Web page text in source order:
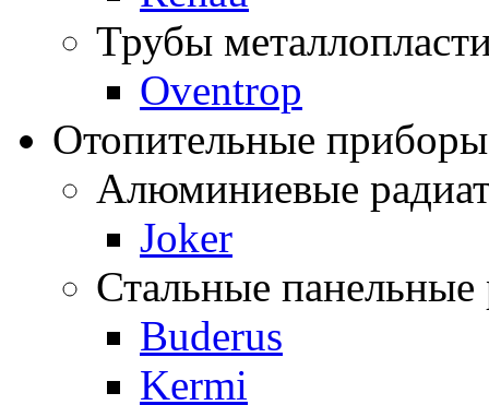
Трубы
Oventrop
Отопительные приборы
Алюминиевые
Joker
Стальные панельные
Buderus
Kermi